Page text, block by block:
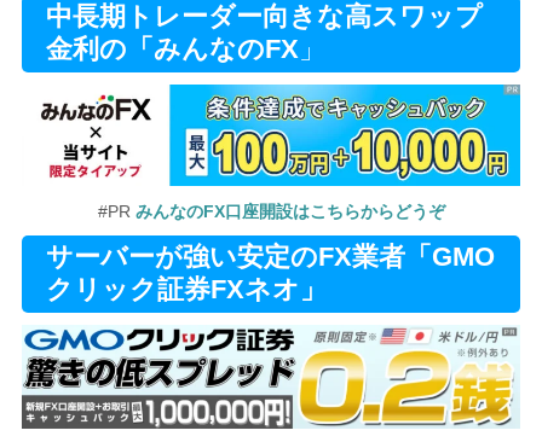
中長期トレーダー向きな高スワップ
金利の「みんなのFX」
#PR みんなのFX口座開設はこちらからどうぞ
サーバーが強い安定のFX業者「GMO
クリック証券FXネオ」